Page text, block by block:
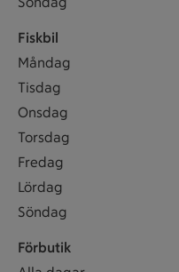
Fiskbil
Fiskbil stängt Måndag
Måndag
Fiskbil stängt Tisdag
Tisdag
Fiskbil öppet: Onsdag
Onsdag
Fiskbil stängt Torsdag
Torsdag
Fiskbil öppet: Fredag 15
Fredag
Fiskbil stängt Lördag
Lördag
Fiskbil stängt Söndag
Söndag
Förbutik